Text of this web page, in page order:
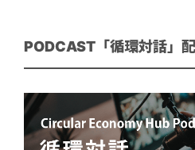
PODCAST「循環対話」配